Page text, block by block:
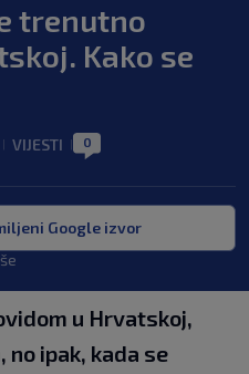
trenutno
Kako se
VIJESTI 0
Google izvor
u Hrvatskoj,
ipak, kada se